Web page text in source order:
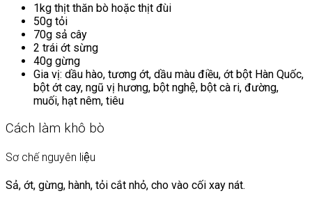
1kg thịt thăn bò hoặc thịt đùi
50g tỏi
70g sả cây
2 trái ớt sừng
40g gừng
Gia vị: dầu hào, tương ớt, dầu màu điều, ớt bột Hàn Quốc,
bột ớt cay, ngũ vị hương, bột nghệ, bột cà ri, đường,
muối, hạt nêm, tiêu
Cách làm khô bò
Sơ chế nguyên liệu
Sả, ớt, gừng, hành, tỏi cắt nhỏ, cho vào cối xay nát.